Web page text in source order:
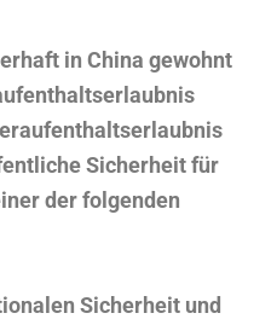
in China gewohnt
Sicherheit für
der folgenden
Sicherheit und